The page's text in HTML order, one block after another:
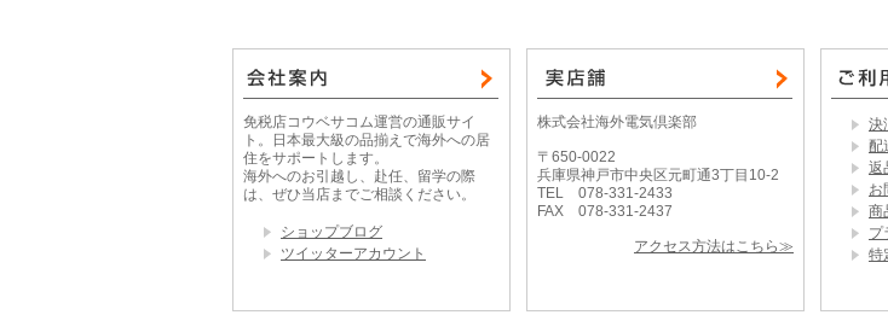
免税店コウベサコム運営の通販サイ
ト。日本最大級の品揃えで海外への居
住をサポートします。
海外へのお引越し、赴任、留学の際
は、ぜひ当店までご相談ください。
ショップブログ
ツイッターアカウント
株式会社海外電気倶楽部
〒650-0022
兵庫県神戸市中央区元町通3丁目10-2
TEL 078-331-2433
FAX 078-331-2437
アクセス方法はこちら≫
決
配
返
お
商
プ
特